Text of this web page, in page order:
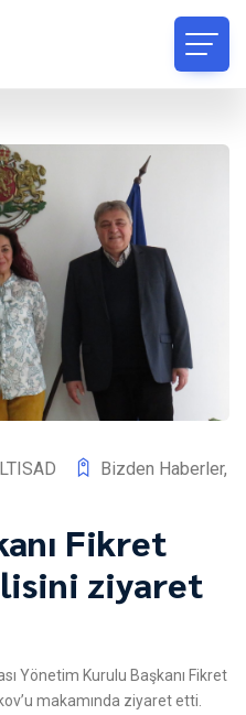
Bizden Haberler,
Fikret
ziyaret
Yönetim Kurulu Başkanı Fikret
makamında ziyaret etti.